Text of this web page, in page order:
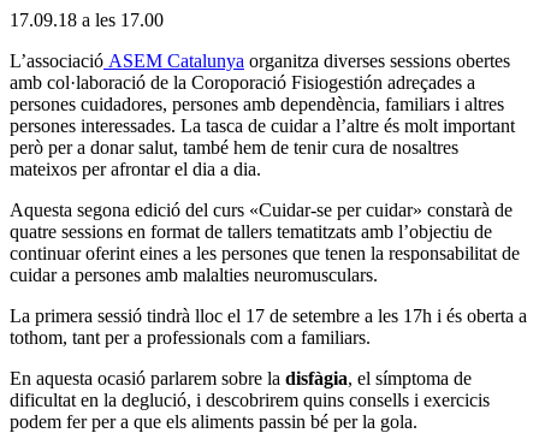
17.09.18 a les 17.00
L’associació ASEM Catalunya organitza diverses sessions obertes
amb col·laboració de la Coroporació Fisiogestión adreçades a
persones cuidadores, persones amb dependència, familiars i altres
persones interessades. La tasca de cuidar a l’altre és molt important
però per a donar salut, també hem de tenir cura de nosaltres
mateixos per afrontar el dia a dia.
Aquesta segona edició del curs «Cuidar-se per cuidar» constarà de
quatre sessions en format de tallers tematitzats amb l’objectiu de
continuar oferint eines a les persones que tenen la responsabilitat de
cuidar a persones amb malalties neuromusculars.
La primera sessió tindrà lloc el 17 de setembre a les 17h i és oberta a
tothom, tant per a professionals com a familiars.
En aquesta ocasió parlarem sobre la disfàgia, el símptoma de
dificultat en la deglució, i descobrirem quins consells i exercicis
podem fer per a que els aliments passin bé per la gola.